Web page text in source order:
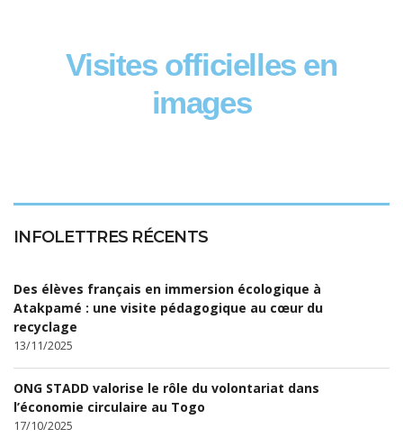
Visites officielles en
images
INFOLETTRES RÉCENTS
Des élèves français en immersion écologique à
Atakpamé : une visite pédagogique au cœur du
recyclage
13/11/2025
ONG STADD valorise le rôle du volontariat dans
l’économie circulaire au Togo
17/10/2025